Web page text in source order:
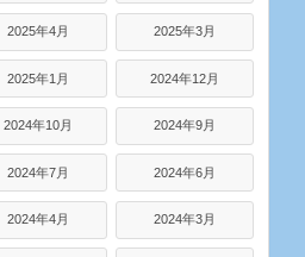
2025年4月 2025年3月
2025年1月 2024年12月
2024年10月 2024年9月
2024年7月 2024年6月
2024年4月 2024年3月